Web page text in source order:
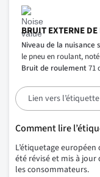
BRUIT EXTERNE
Niveau de la nuisance
le pneu en roulant,
Bruit de roulement71
Lien vers l’étiquette
Comment lire
L’étiquetage
été révisé et mis à
les consommateurs.